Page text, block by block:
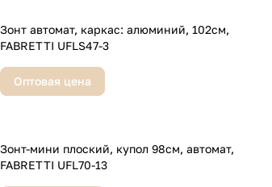
Зонт автомат, каркас: алюминий, 102см,
FABRETTI UFLS47-3
Оптовая цена
Зонт-мини плоский, купол 98см, автомат,
FABRETTI UFL70-13